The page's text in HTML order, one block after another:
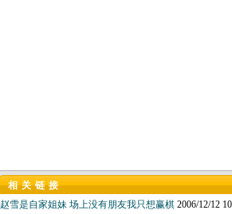
相关链接
赵雪是自家姐妹 场上没有朋友我只想赢棋 2006/12/12